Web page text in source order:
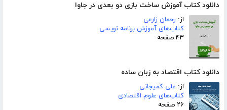
دانلود کتاب آموزش ساخت بازی دو بعدی در جاوا
از: رحمان زارعی
کتاب‌های آموزش برنامه نویسی
۴۳ صفحه
دانلود کتاب اقتصاد به زبان ساده
از: علی کمیجانی
کتاب‌های علوم اقتصادی
۲۶ صفحه